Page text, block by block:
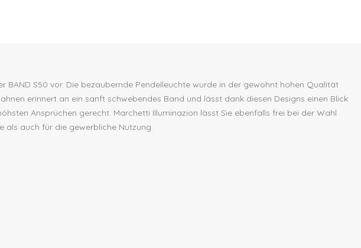
S50 vor. Die bezaubernde Pendelleuchte wurde in der gewohnt hohen Qualität
erinnert an ein sanft schwebendes Band und lässt dank diesen Designs einen Blick
Ansprüchen gerecht. Marchetti Illuminazion lässt Sie ebenfalls frei bei der Wahl
als auch für die gewerbliche Nutzung.